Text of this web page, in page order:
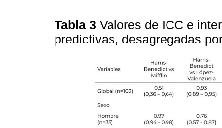
Tabla 3 Valores de ICC e
predictivas, desagregadas